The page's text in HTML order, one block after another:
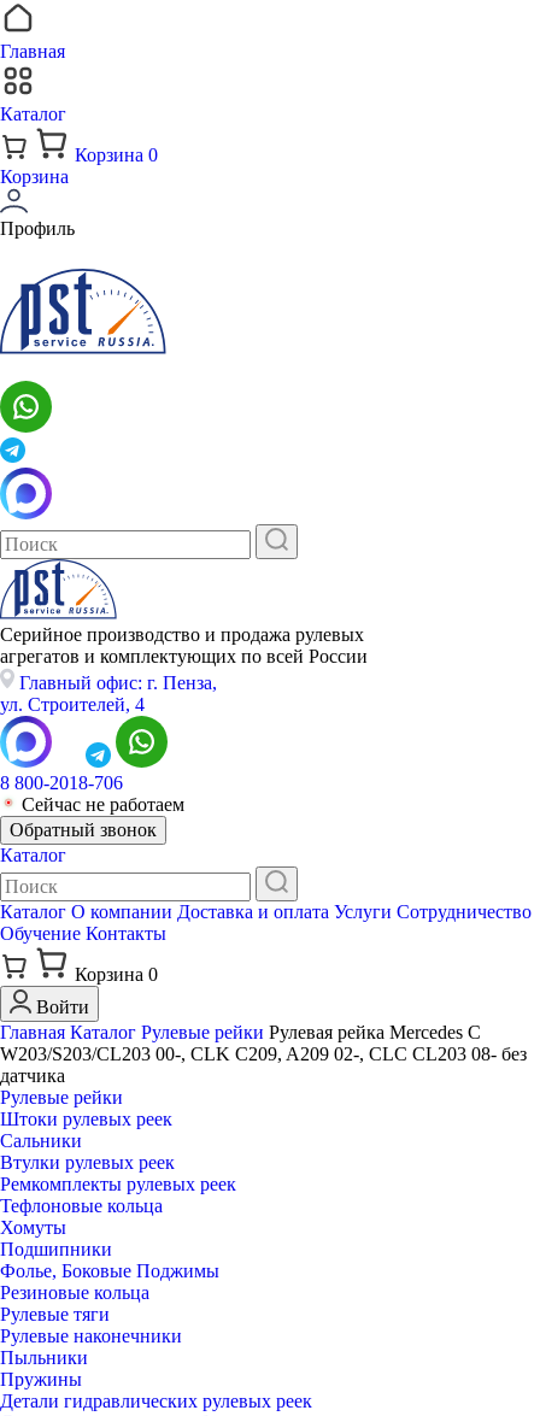
Главная
Каталог
Корзина 0
Корзина
Профиль
Серийное производство и продажа рулевых
агрегатов и комплектующих по всей России
Главный офис: г. Пенза,
ул. Строителей, 4
8 800-2018-706
Сейчас не работаем
Обратный звонок
Каталог
Каталог О компании Доставка и оплата Услуги Сотрудничество
Обучение Контакты
Корзина 0
Войти
Главная Каталог Рулевые рейки Рулевая рейка Mercedes C
W203/S203/CL203 00-, CLK C209, A209 02-, CLC CL203 08- без
датчика
Рулевые рейки
Штоки рулевых реек
Сальники
Втулки рулевых реек
Ремкомплекты рулевых реек
Тефлоновые кольца
Хомуты
Подшипники
Фолье, Боковые Поджимы
Резиновые кольца
Рулевые тяги
Рулевые наконечники
Пыльники
Пружины
Детали гидравлических рулевых реек